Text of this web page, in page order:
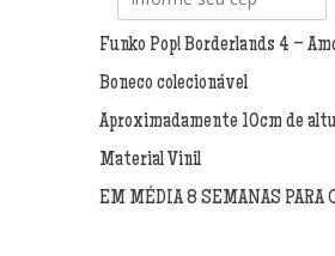
Amon
1161
quantidade
Funko Pop! Borderlands 4 –
Boneco colecionável
Aproximadamente 10cm de
Material Vinil
EM MÉDIA 8 SEMANAS PARA